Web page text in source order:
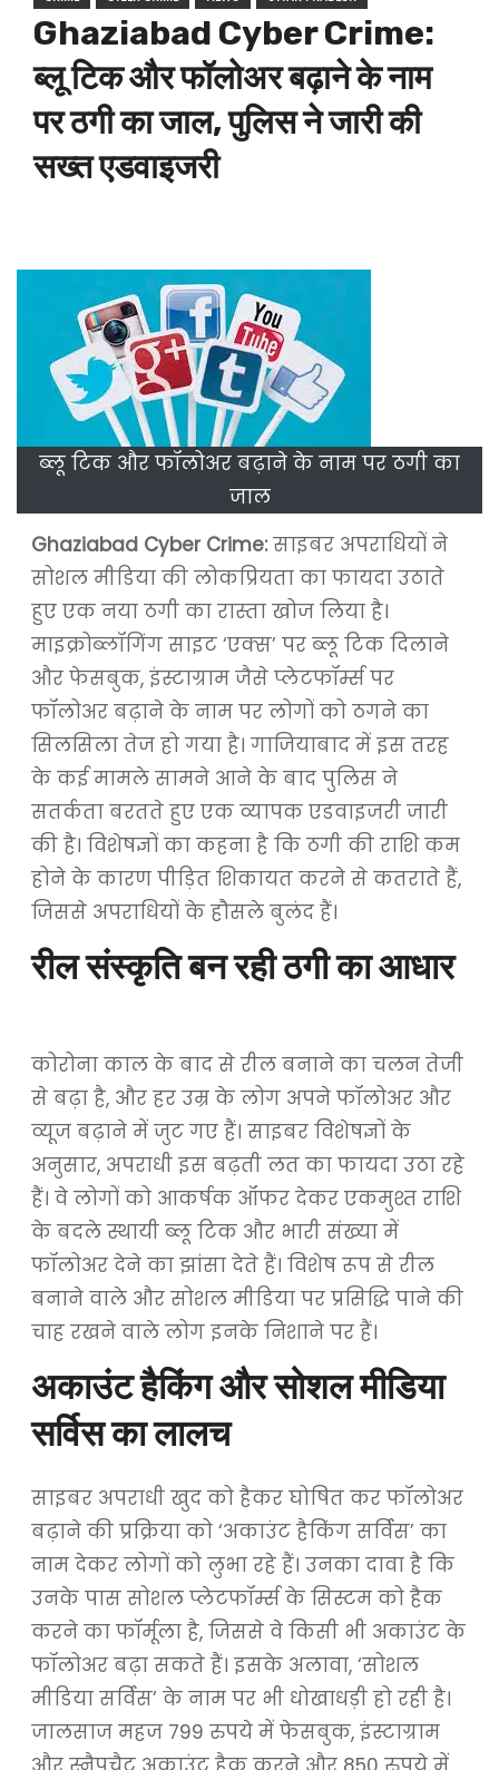
Ghaziabad Cyber Crime:
ब्लू टिक और फॉलोअर बढ़ाने के नाम
पर ठगी का जाल, पुलिस ने जारी की
सख्त एडवाइजरी
ब्लू टिक और फॉलोअर बढ़ाने के नाम पर ठगी का
जाल
Ghaziabad Cyber Crime:साइबर अपराधियों ने
सोशल मीडिया की लोकप्रियता का फायदा उठाते
हुए एक नया ठगी का रास्ता खोज लिया है।
माइक्रोब्लॉगिंग साइट ‘एक्स’ पर ब्लू टिक दिलाने
और फेसबुक, इंस्टाग्राम जैसे प्लेटफॉर्म्स पर
फॉलोअर बढ़ाने के नाम पर लोगों को ठगने का
सिलसिला तेज हो गया है। गाजियाबाद में इस तरह
के कई मामले सामने आने के बाद पुलिस ने
सतर्कता बरतते हुए एक व्यापक एडवाइजरी जारी
की है। विशेषज्ञों का कहना है कि ठगी की राशि कम
होने के कारण पीड़ित शिकायत करने से कतराते हैं,
जिससे अपराधियों के हौसले बुलंद हैं।
रील संस्कृति बन रही ठगी का आधार
कोरोना काल के बाद से रील बनाने का चलन तेजी
से बढ़ा है, और हर उम्र के लोग अपने फॉलोअर और
व्यूज बढ़ाने में जुट गए हैं। साइबर विशेषज्ञों के
अनुसार, अपराधी इस बढ़ती लत का फायदा उठा रहे
हैं। वे लोगों को आकर्षक ऑफर देकर एकमुश्त राशि
के बदले स्थायी ब्लू टिक और भारी संख्या में
फॉलोअर देने का झांसा देते हैं। विशेष रूप से रील
बनाने वाले और सोशल मीडिया पर प्रसिद्धि पाने की
चाह रखने वाले लोग इनके निशाने पर हैं।
अकाउंट हैकिंग और सोशल मीडिया
सर्विस का लालच
साइबर अपराधी खुद को हैकर घोषित कर फॉलोअर
बढ़ाने की प्रक्रिया को ‘अकाउंट हैकिंग सर्विस’ का
नाम देकर लोगों को लुभा रहे हैं। उनका दावा है कि
उनके पास सोशल प्लेटफॉर्म्स के सिस्टम को हैक
करने का फॉर्मूला है, जिससे वे किसी भी अकाउंट के
फॉलोअर बढ़ा सकते हैं। इसके अलावा, ‘सोशल
मीडिया सर्विस’ के नाम पर भी धोखाधड़ी हो रही है।
जालसाज महज 799 रुपये में फेसबुक, इंस्टाग्राम